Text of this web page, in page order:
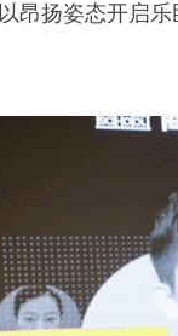
昂扬姿态开启